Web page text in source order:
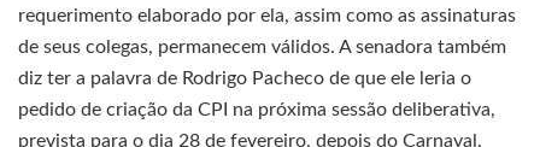
requerimento elaborado por ela, assim como as assinaturas
de seus colegas, permanecem válidos. A senadora também
diz ter a palavra de Rodrigo Pacheco de que ele leria o
pedido de criação da CPI na próxima sessão deliberativa,
prevista para o dia 28 de fevereiro, depois do Carnaval.